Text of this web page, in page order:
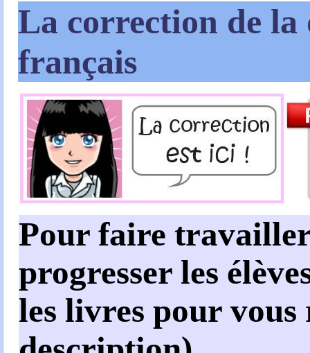
La correction de la
français
Pour faire
progresser les
les livres pour